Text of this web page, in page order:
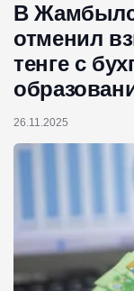
В
отменил
тенге с
26.11.2025